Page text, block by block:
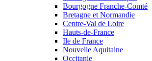
Bourgogne Franche-Comté
Bretagne et Normandie
Centre-Val de Loire
Hauts-de-France
Ile de France
Nouvelle Aquitaine
Occitanie